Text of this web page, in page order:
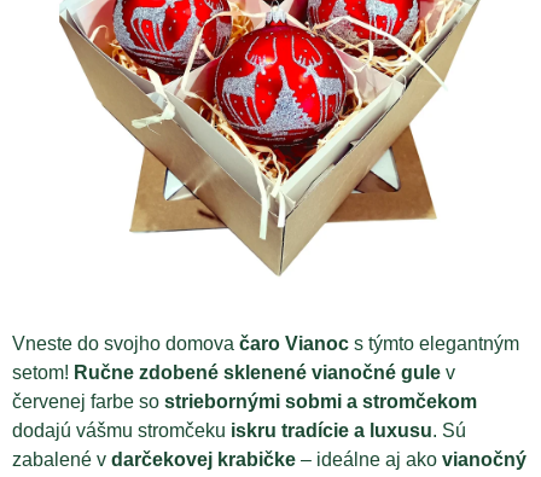
Vneste do svojho domova čaro Vianoc s týmto elegantným
setom! Ručne zdobené sklenené vianočné gule v
červenej farbe so striebornými sobmi a stromčekom
dodajú vášmu stromčeku iskru tradície a luxusu. Sú
zabalené v darčekovej krabičke – ideálne aj ako vianočný